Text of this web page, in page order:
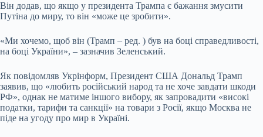
Він додав, що якщо у президента Трампа є бажання змусити
Путіна до миру, то він «може це зробити».
«Ми хочемо, щоб він (Трамп – ред. ) був на боці справедливості,
на боці України», – зазначив Зеленський.
Як повідомляв Укрінформ, Президент США Дональд Трамп
заявив, що «любить російський народ та не хоче завдати шкоди
РФ», однак не матиме іншого вибору, як запровадити «високі
податки, тарифи та санкції» на товари з Росії, якщо Москва не
піде на угоду про мир в Україні.